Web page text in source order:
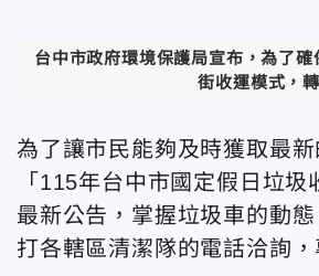
台中市政府環境保護局宣布，為了
街收運模式，
為了讓市民能夠及時獲取最
「115年台中市國定假日垃
最新公告，掌握垃圾車的動
打各轄區清潔隊的電話洽詢